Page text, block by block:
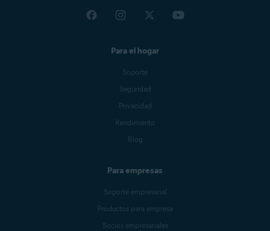
Para el hogar
Soporte
Seguridad
Privacidad
Rendimiento
Blog
Para empresas
Soporte empresarial
Productos para empresa
Socios empresariales